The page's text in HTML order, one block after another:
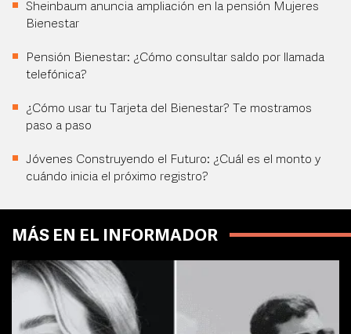
Sheinbaum anuncia ampliación en la pensión Mujeres
Bienestar
Pensión Bienestar: ¿Cómo consultar saldo por llamada
telefónica?
¿Cómo usar tu Tarjeta del Bienestar? Te mostramos
paso a paso
Jóvenes Construyendo el Futuro: ¿Cuál es el monto y
cuándo inicia el próximo registro?
MÁS EN EL INFORMADOR